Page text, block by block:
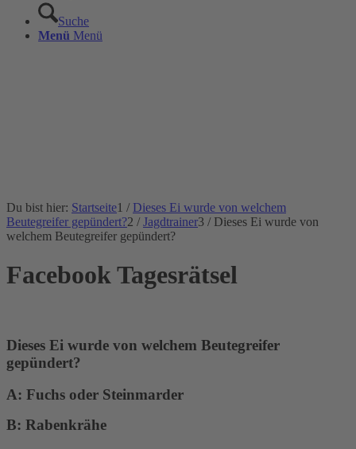
Suche
Menü Menü
Du bist hier: Startseite1 / Dieses Ei wurde von welchem
Beutegreifer gepündert?2 / Jagdtrainer3 / Dieses Ei wurde von
welchem Beutegreifer gepündert?
Facebook Tagesrätsel
Dieses Ei wurde von welchem Beutegreifer
gepündert?
A: Fuchs oder Steinmarder
B: Rabenkrähe